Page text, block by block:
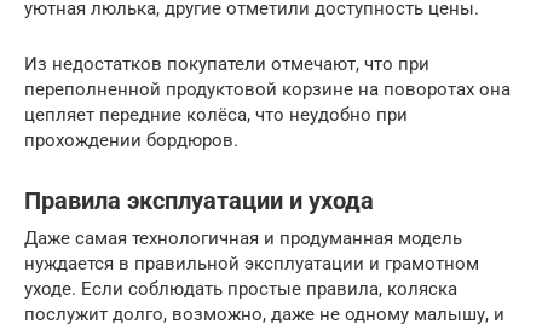
уютная люлька, другие отметили доступность цены.
Из недостатков покупатели отмечают, что при
переполненной продуктовой корзине на поворотах она
цепляет передние колёса, что неудобно при
прохождении бордюров.
Правила эксплуатации и ухода
Даже самая технологичная и продуманная модель
нуждается в правильной эксплуатации и грамотном
уходе. Если соблюдать простые правила, коляска
послужит долго, возможно, даже не одному малышу, и